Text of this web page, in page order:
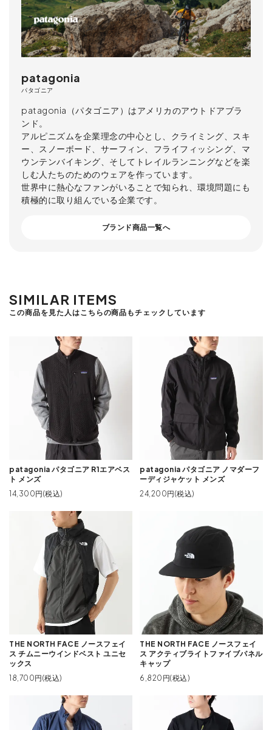
patagonia
パタゴニア
patagonia（パタゴニア）はアメリカのアウトドアブラ
ンド。
アルピニズムを企業理念の中心とし、クライミング、スキ
ー、スノーボード、サーフィン、フライフィッシング、マ
ウンテンバイキング、そしてトレイルランニングなどを楽
しむ人たちのためのウェアを作っています。
世界中に熱心なファンがいることで知られ、環境問題にも
積極的に取り組んでいる企業です。
ブランド商品一覧へ
SIMILAR ITEMS
この商品を見た人はこちらの商品もチェックしています
patagonia パタゴニア R1エアベス
ト メンズ
14,300円(税込)
patagonia パタゴニア ノマダーフ
ーディジャケット メンズ
24,200円(税込)
THE NORTH FACE ノースフェイ
ス チムニーウインドベスト ユニセ
ックス
18,700円(税込)
THE NORTH FACE ノースフェイ
ス アクティブライトファイブパネル
キャップ
6,820円(税込)